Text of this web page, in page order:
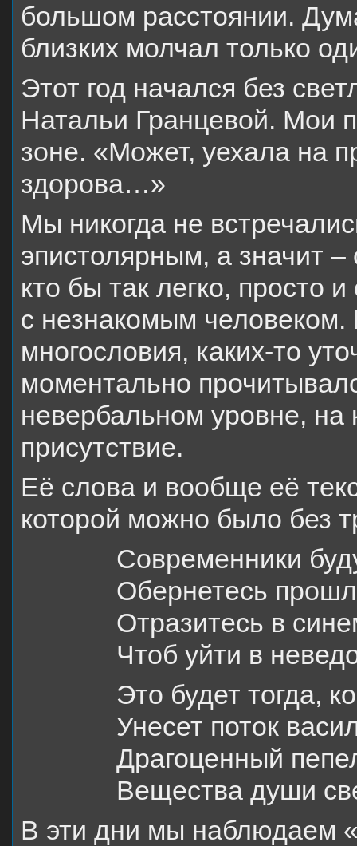
большом расстоянии.
близких молчал только
Этот год начался без
Натальи Гранцевой. Мои
зоне. «Может, уехала на
здорова…»
Мы никогда не
эпистолярным, а значит
кто бы так легко, просто
с незнакомым
многословия, каких-то
моментально
невербальном уровне,
присутствие.
Её слова и вообще её
которой можно было без
Современники
Обернетесь
Отразитесь в
Чтоб уйти в
Это будет тогда,
Унесет поток
Драгоценный
Вещества души
В эти дни мы наблюдаем